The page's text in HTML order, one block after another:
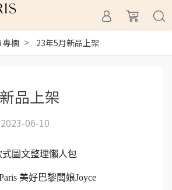
欄 23年5月新品上架
品上架
2023-06-10
式圖文整理懶人包
美好巴黎闆娘Joyce